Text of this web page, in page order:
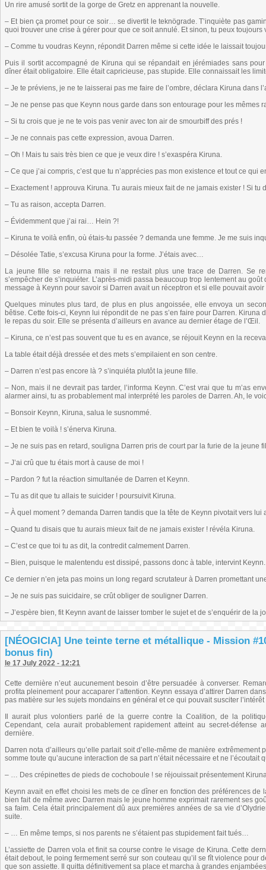
Un rire amusé sortit de la gorge de Gretz en apprenant la nouvelle.
– Et bien ça promet pour ce soir… se divertit le teknögrade. T’inquiète pas
quoi trouver une crise à gérer pour que ce soit annulé. Et sinon, tu peux toujours
– Comme tu voudras Keynn, répondit Darren même si cette idée le laissait
Puis il sortit accompagné de Kiruna qui se répandait en jérémiades sans
dîner était obligatoire. Elle était capricieuse, pas stupide. Elle connaissait les
– Je te préviens, je ne te laisserai pas me faire de l’ombre, déclara Kiruna dans
– Je ne pense pas que Keynn nous garde dans son entourage pour les mêmes
– Si tu crois que je ne te vois pas venir avec ton air de smourbiff des prés !
– Je ne connais pas cette expression, avoua Darren.
– Oh ! Mais tu sais très bien ce que je veux dire ! s’exaspéra Kiruna.
– Ce que j’ai compris, c’est que tu n’apprécies pas mon existence et tout ce qui
– Exactement ! approuva Kiruna. Tu aurais mieux fait de ne jamais exister ! Si
– Tu as raison, accepta Darren.
– Évidemment que j’ai rai… Hein ?!
– Kiruna te voilà enfin, où étais-tu passée ? demanda une femme. Je me suis
– Désolée Tatie, s’excusa Kiruna pour la forme. J’étais avec…
La jeune fille se retourna mais il ne restait plus une trace de Darren. Se
s’empêcher de s’inquiéter. L’après-midi passa beaucoup trop lentement au
message à Keynn pour savoir si Darren avait un réceptron et si elle pouvait
Quelques minutes plus tard, de plus en plus angoissée, elle envoya un
bêtise. Cette fois-ci, Keynn lui répondit de ne pas s’en faire pour Darren.
le repas du soir. Elle se présenta d’ailleurs en avance au dernier étage de l’Œil.
– Kiruna, ce n’est pas souvent que tu es en avance, se réjouit Keynn en la
La table était déjà dressée et des mets s’empilaient en son centre.
– Darren n’est pas encore là ? s’inquiéta plutôt la jeune fille.
– Non, mais il ne devrait pas tarder, l’informa Keynn. C’est vrai que tu m’as
alarmer ainsi, tu as probablement mal interprété les paroles de Darren. Ah, le
– Bonsoir Keynn, Kiruna, salua le susnommé.
– Et bien te voilà ! s’énerva Kiruna.
– Je ne suis pas en retard, souligna Darren pris de court par la furie de la jeune
– J’ai crû que tu étais mort à cause de moi !
– Pardon ? fut la réaction simultanée de Darren et Keynn.
– Tu as dit que tu allais te suicider ! poursuivit Kiruna.
– À quel moment ? demanda Darren tandis que la tête de Keynn pivotait vers lui
– Quand tu disais que tu aurais mieux fait de ne jamais exister ! révéla Kiruna.
– C’est ce que toi tu as dit, la contredit calmement Darren.
– Bien, puisque le malentendu est dissipé, passons donc à table, intervint Keynn.
Ce dernier n’en jeta pas moins un long regard scrutateur à Darren promettant
– Je ne suis pas suicidaire, se crût obliger de souligner Darren.
– J’espère bien, fit Keynn avant de laisser tomber le sujet et de s’enquérir de la
[NÉOGICIA] Une teinte terne et métallique - Mission
bonus fin)
le 17 July 2022 - 12:21
Cette dernière n’eut aucunement besoin d’être persuadée à converser.
profita pleinement pour accaparer l’attention. Keynn essaya d’attirer Darren
pas matière sur les sujets mondains en général et ce qui pouvait susciter
Il aurait plus volontiers parlé de la guerre contre la Coalition, de la
Cependant, cela aurait probablement rapidement atteint au secret-défense
dernière.
Darren nota d’ailleurs qu’elle parlait soit d’elle-même de manière
somme toute qu’aucune interaction de sa part n’était nécessaire et ne l’écoutait
– … Des crépinettes de pieds de cochoboule ! se réjouissait présentement
Keynn avait en effet choisi les mets de ce dîner en fonction des préférences
bien fait de même avec Darren mais le jeune homme exprimait rarement ses
sa faim. Cela était principalement dû aux premières années de sa vie
suite.
– … En même temps, si nos parents ne s’étaient pas stupidement fait tués…
L’assiette de Darren vola et finit sa course contre le visage de Kiruna. Cette
était debout, le poing fermement serré sur son couteau qu’il se fît violence
que son assiette. Il quitta définitivement sa place et marcha à grandes